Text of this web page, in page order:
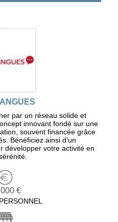
par un réseau solide et
innovant fondé sur une
souvent financée grâce
Bénéficiez ainsi d’un
développer votre activité en
€